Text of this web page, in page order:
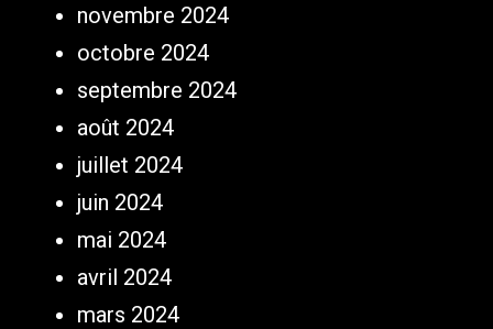
novembre 2024
octobre 2024
septembre 2024
août 2024
juillet 2024
juin 2024
mai 2024
avril 2024
mars 2024